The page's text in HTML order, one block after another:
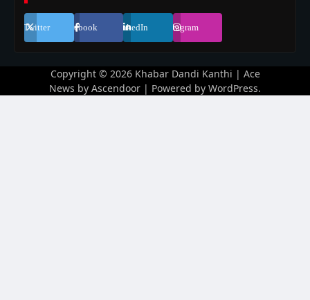
Twitter Facebook LinkedIn Instagram
Copyright © 2026 Khabar Dandi Kanthi | Ace
News by Ascendoor | Powered by WordPress.